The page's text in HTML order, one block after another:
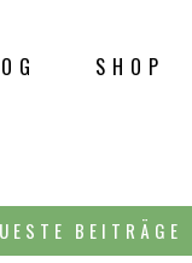
SHOP
BEITRÄGE